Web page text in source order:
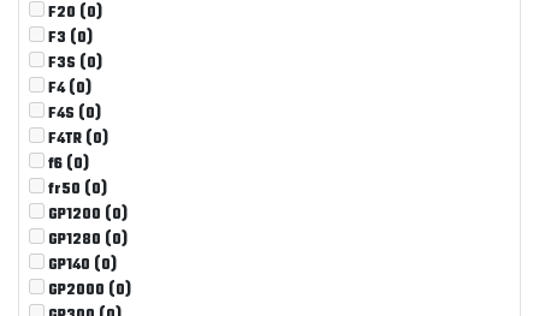
F20 (0)
F3 (0)
F3S (0)
F4(0)
F4S (0)
F4TR (0)
f6 (0)
fr50 (0)
GP1200 (0)
GP1280 (0)
GP140 (0)
GP2000 (0)